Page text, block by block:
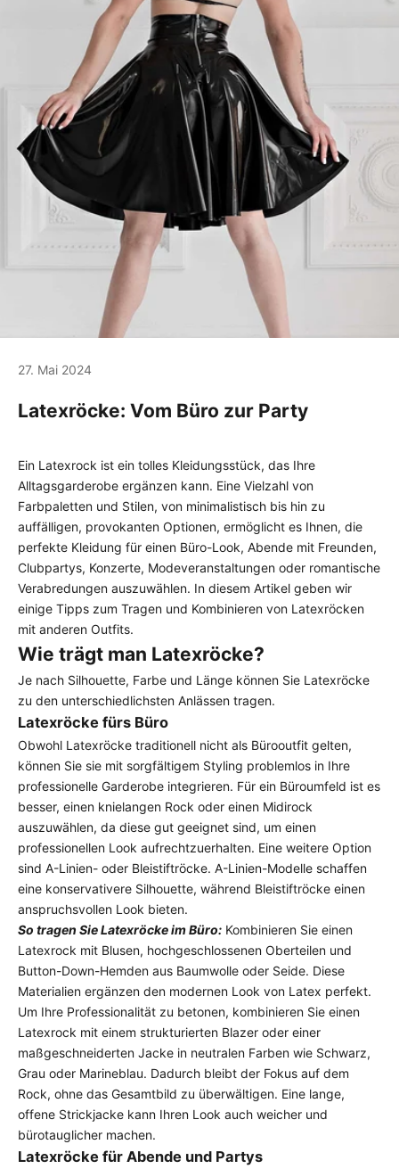
27. Mai 2024
Latexröcke: Vom Büro zur Party
Ein Latexrock ist ein tolles Kleidungsstück, das Ihre
Alltagsgarderobe ergänzen kann. Eine Vielzahl von
Farbpaletten und Stilen, von minimalistisch bis hin zu
auffälligen, provokanten Optionen, ermöglicht es Ihnen, die
perfekte Kleidung für einen Büro-Look, Abende mit Freunden,
Clubpartys, Konzerte, Modeveranstaltungen oder romantische
Verabredungen auszuwählen. In diesem Artikel geben wir
einige Tipps zum Tragen und Kombinieren von Latexröcken
mit anderen Outfits.
Wie trägt man Latexröcke?
Je nach Silhouette, Farbe und Länge können Sie Latexröcke
zu den unterschiedlichsten Anlässen tragen.
Latexröcke fürs Büro
Obwohl Latexröcke traditionell nicht als Bürooutfit gelten,
können Sie sie mit sorgfältigem Styling problemlos in Ihre
professionelle Garderobe integrieren. Für ein Büroumfeld ist es
besser, einen knielangen Rock oder einen Midirock
auszuwählen, da diese gut geeignet sind, um einen
professionellen Look aufrechtzuerhalten. Eine weitere Option
sind A-Linien- oder Bleistiftröcke. A-Linien-Modelle schaffen
eine konservativere Silhouette, während Bleistiftröcke einen
anspruchsvollen Look bieten.
So tragen Sie Latexröcke im Büro: Kombinieren Sie einen
Latexrock mit Blusen, hochgeschlossenen Oberteilen und
Button-Down-Hemden aus Baumwolle oder Seide. Diese
Materialien ergänzen den modernen Look von Latex perfekt.
Um Ihre Professionalität zu betonen, kombinieren Sie einen
Latexrock mit einem strukturierten Blazer oder einer
maßgeschneiderten Jacke in neutralen Farben wie Schwarz,
Grau oder Marineblau. Dadurch bleibt der Fokus auf dem
Rock, ohne das Gesamtbild zu überwältigen. Eine lange,
offene Strickjacke kann Ihren Look auch weicher und
bürotauglicher machen.
Latexröcke für Abende und Partys